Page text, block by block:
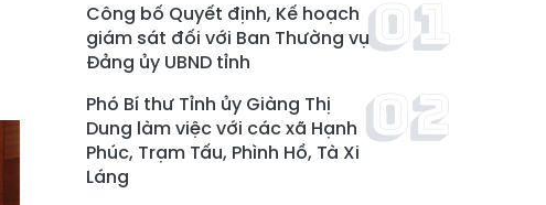
Công bố Quyết định, Kế hoạch
giám sát đối với Ban Thường vụ
Đảng ủy UBND tỉnh
Phó Bí thư Tỉnh ủy Giàng Thị
Dung làm việc với các xã Hạnh
Phúc, Trạm Tấu, Phình Hồ, Tà Xi
Láng